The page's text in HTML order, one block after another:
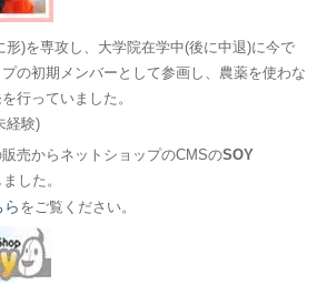
形)を専攻し、大学院在学中(後に中退)に今で
の初期メンバーとして参画し、農薬を使わな
行っていました。
経験)
売からネットショップのCMSのSOY
した。
ら をご覧ください。